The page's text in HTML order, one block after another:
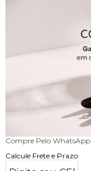
Compre Pelo WhatsApp
Calcule Frete e Prazo